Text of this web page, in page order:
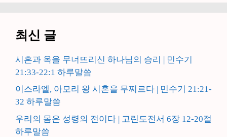
최신 글
시혼과 옥을 무너뜨리신 하나님의 승리 | 민수기
21:33-22:1 하루말씀
이스라엘, 아모리 왕 시혼을 무찌르다 | 민수기 21:21-
32 하루말씀
우리의 몸은 성령의 전이다 | 고린도전서 6장 12-20절
하루말씀